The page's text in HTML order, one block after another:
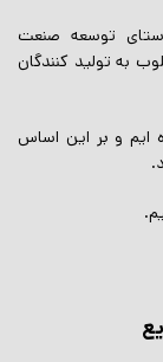
توسعه صنعت
به تولید کنندگان
ایم و بر این اساس